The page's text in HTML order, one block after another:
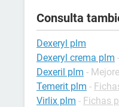
Consulta
Dexeryl plm
Dexeryl crema plm
Dexeril plm -
Temerit plm -
Virlix plm - Fichas